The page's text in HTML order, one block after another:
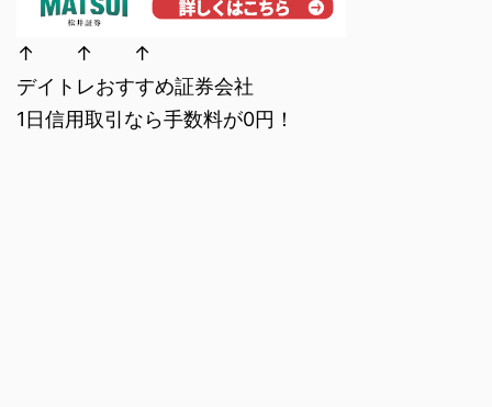
↑ ↑ ↑
デイトレおすすめ証券会社
1日信用取引なら手数料が0円！